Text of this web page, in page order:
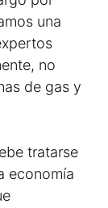
una
no
de gas y
tratarse
economía